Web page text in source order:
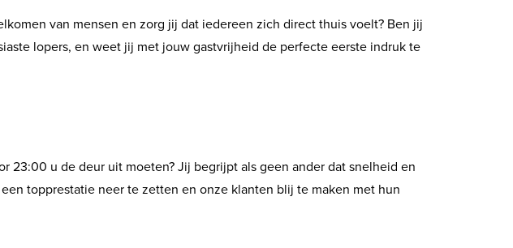
van mensen en zorg jij dat iedereen zich direct thuis voelt? Ben jij
lopers, en weet jij met jouw gastvrijheid de perfecte eerste indruk te
u de deur uit moeten? Jij begrijpt als geen ander dat snelheid en
topprestatie neer te zetten en onze klanten blij te maken met hun